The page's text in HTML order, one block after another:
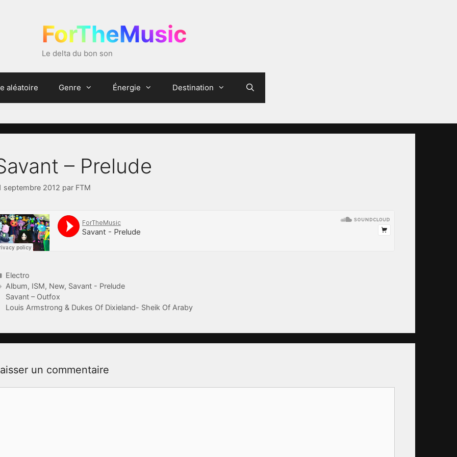
ForTheMusic
Le delta du bon son
aléatoire Genre Énergie Destination
– Prelude
septembre 2012 par FTM
Catégories
Electro
Étiquettes
Album, ISM, New, Savant - Prelude
Savant – Outfox
Louis Armstrong & Dukes Of Dixieland- Sheik Of Araby
un commentaire